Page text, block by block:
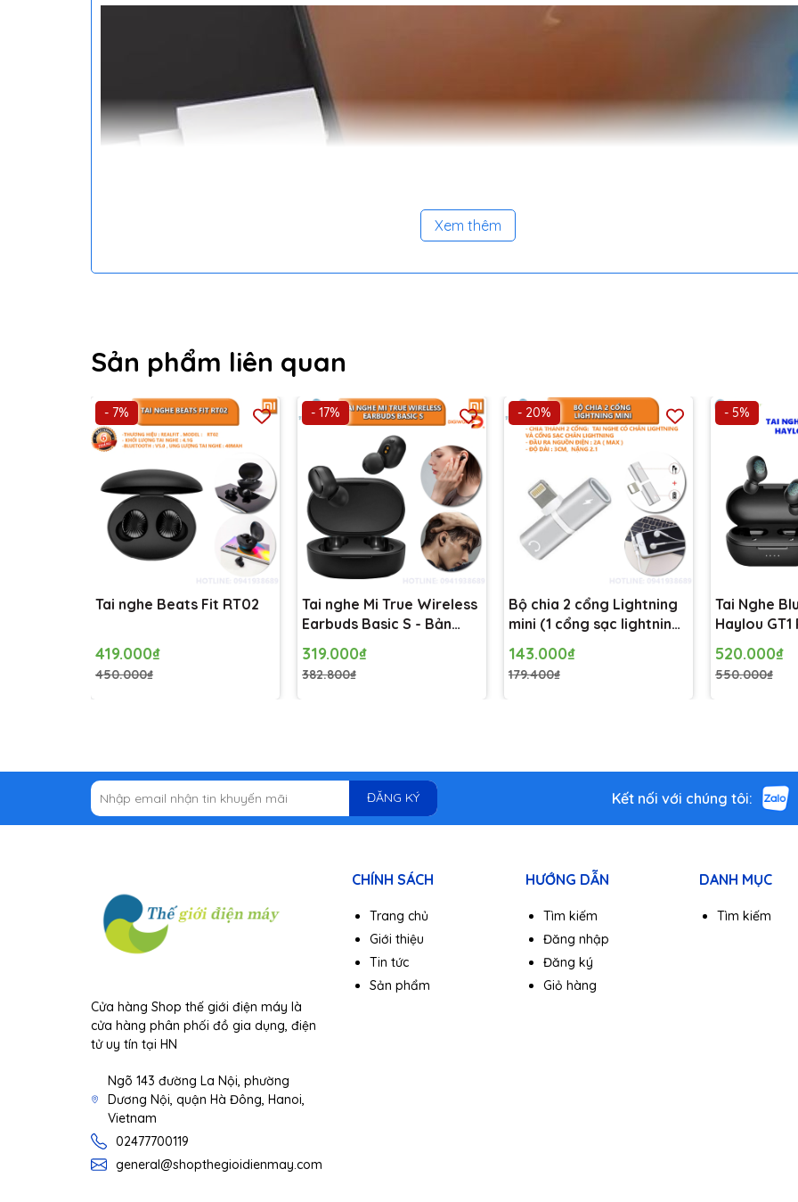
Một trong những điểm nhấn hàng đầu của Tai nghe Type-C Earphones M2413E1 chính là khả năng tái tạo âm thanh
lượng cao. Với việc hỗ trợ chuẩn Hi-Res Audio, tai nghe mang đến dải tần rộng, chi tiết sắc nét và độ trung thực cao.
cảm nhận được từng nhạc cụ, từng hơi thở của ca sĩ một cách rõ ràng, sống động như đang thưởng thức trực tiếp.
Xem thêm
Sản phẩm liên quan
- 7%
Tai nghe Beats Fit RT02
419.000₫
450.000₫
- 17%
Tai nghe Mi True Wireless
Earbuds Basic S - Bản
quốc tế
319.000₫
382.800₫
- 20%
Bộ chia 2 cổng Lightning
mini (1 cổng sạc lightning
và 1 cổng tai nghe chân
lightning)
143.000₫
179.400₫
- 5%
Tai Nghe
Haylou GT1
520.000₫
550.000₫
ĐĂNG KÝ Kết nối với chúng tôi:
Cửa hàng Shop thế giới điện máy là
cửa hàng phân phối đồ gia dụng, điện
tử uy tín tại HN
Ngõ 143 đường La Nội, phường
Dương Nội, quận Hà Đông, Hanoi,
Vietnam
02477700119
general@shopthegioidienmay.com
CHÍNH SÁCH
Trang chủ
Giới thiệu
Tin tức
Sản phẩm
HƯỚNG DẪN
Tìm kiếm
Đăng nhập
Đăng ký
Giỏ hàng
DANH MỤC
Tìm kiếm